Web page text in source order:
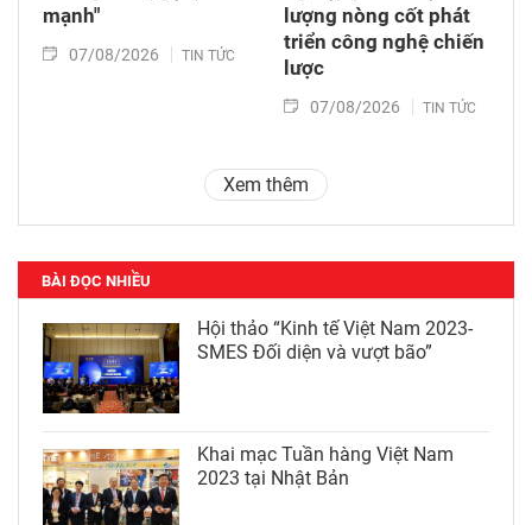
mạnh"
07/08/2026 TIN TỨC
lượng nòng cốt phát
triển công nghệ chiến
lược
07/08/2026 TIN TỨC
Xem thêm
BÀI ĐỌC NHIỀU
Hội thảo “Kinh tế Việt Nam 2023-
SMES Đối diện và vượt bão”
Khai mạc Tuần hàng Việt Nam
2023 tại Nhật Bản